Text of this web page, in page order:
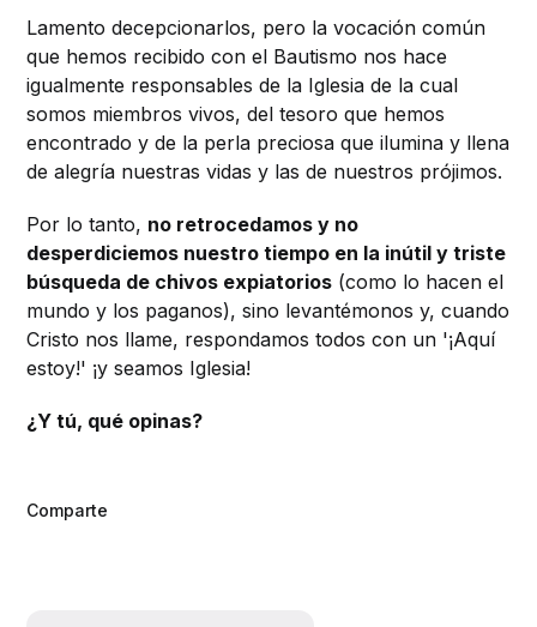
Lamento decepcionarlos, pero la vocación común
que hemos recibido con el Bautismo nos hace
igualmente responsables de la Iglesia de la cual
somos miembros vivos, del tesoro que hemos
encontrado y de la perla preciosa que ilumina y llena
de alegría nuestras vidas y las de nuestros prójimos.
Por lo tanto, no retrocedamos y no
desperdiciemos nuestro tiempo en la inútil y triste
búsqueda de chivos expiatorios (como lo hacen el
mundo y los paganos), sino levantémonos y, cuando
Cristo nos llame, respondamos todos con un '¡Aquí
estoy!' ¡y seamos Iglesia!
¿Y tú, qué opinas?
Comparte